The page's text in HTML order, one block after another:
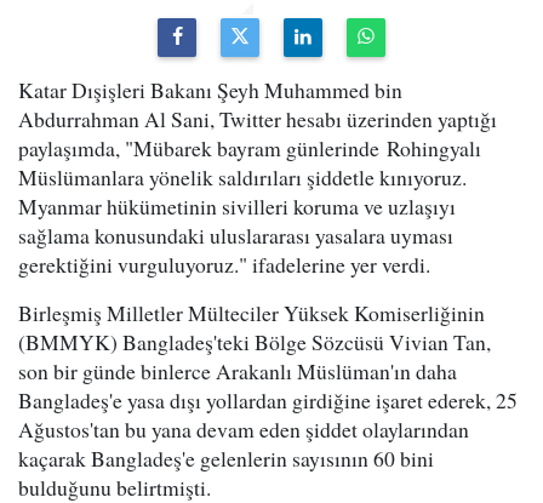
Katar Dışişleri Bakanı Şeyh Muhammed bin
Abdurrahman Al Sani, Twitter hesabı üzerinden yaptığı
paylaşımda, "Mübarek bayram günlerinde Rohingyalı
Müslümanlara yönelik saldırıları şiddetle kınıyoruz.
Myanmar hükümetinin sivilleri koruma ve uzlaşıyı
sağlama konusundaki uluslararası yasalara uyması
gerektiğini vurguluyoruz." ifadelerine yer verdi.
Birleşmiş Milletler Mülteciler Yüksek Komiserliğinin
(BMMYK) Bangladeş'teki Bölge Sözcüsü Vivian Tan,
son bir günde binlerce Arakanlı Müslüman'ın daha
Bangladeş'e yasa dışı yollardan girdiğine işaret ederek, 25
Ağustos'tan bu yana devam eden şiddet olaylarından
kaçarak Bangladeş'e gelenlerin sayısının 60 bini
bulduğunu belirtmişti.